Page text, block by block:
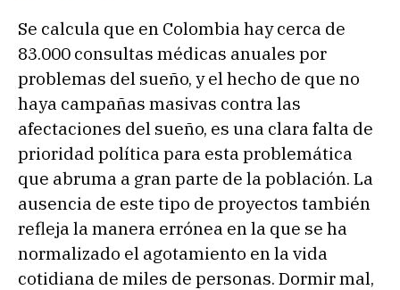
Se calcula que en Colombia hay cerca de
83.000 consultas médicas anuales por
problemas del sueño, y el hecho de que no
haya campañas masivas contra las
afectaciones del sueño, es una clara falta de
prioridad política para esta problemática
que abruma a gran parte de la población. La
ausencia de este tipo de proyectos también
refleja la manera errónea en la que se ha
normalizado el agotamiento en la vida
cotidiana de miles de personas. Dormir mal,